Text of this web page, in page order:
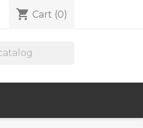
shopping_cart Cart (0)